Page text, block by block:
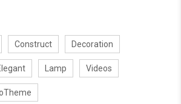
Construct Decoration
Lamp Videos